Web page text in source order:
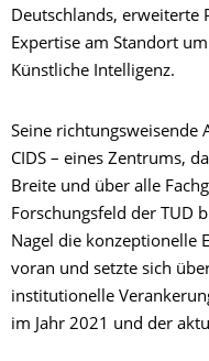
Deutschlands, erweiterte
Expertise am Standort
Künstliche Intelligenz.
Seine richtungsweisende
CIDS – eines Zentrums,
Breite und über alle
Forschungsfeld der TUD
Nagel die konzeptionelle
voran und setzte sich
institutionelle
im Jahr 2021 und der